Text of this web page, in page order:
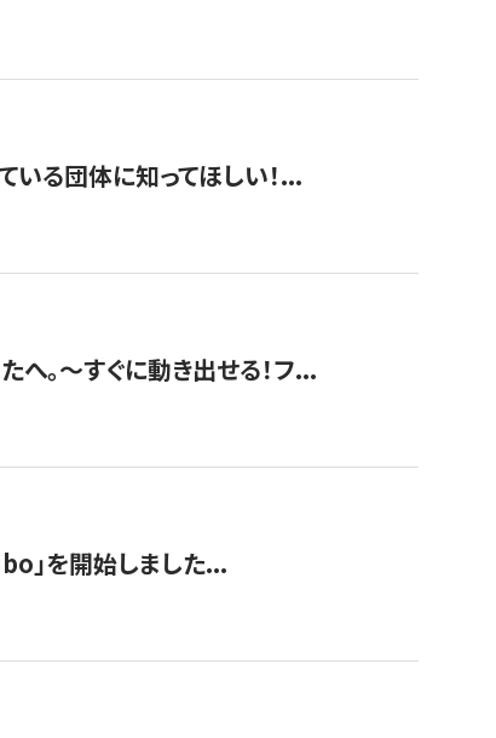
いる団体に知ってほしい！...
へ。〜すぐに動き出せる！フ...
」を開始しました...